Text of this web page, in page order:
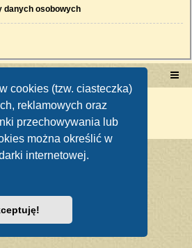
cookies (tzw. ciasteczka)
reklamowych oraz
przechowywania lub
można określić w
internetowej.
danych osobowych
phpBB ® Forum Software © phpBB Limited
językowy dostarcza
danych osobowych|Regulamin